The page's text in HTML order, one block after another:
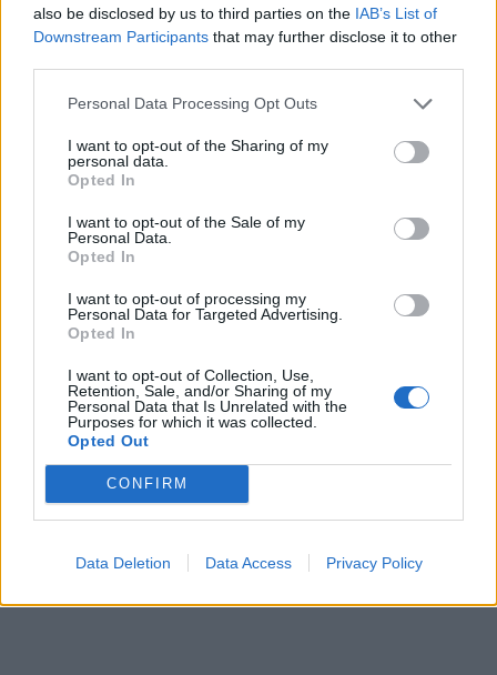
also be disclosed by us to third parties on the IAB’s List of
Downstream Participants that may further disclose it to other
Personal Data Processing Opt Outs
I want to opt-out of the Sharing of my
personal data.
Opted In
I want to opt-out of the Sale of my
Personal Data.
Opted In
I want to opt-out of processing my
Personal Data for Targeted Advertising.
Opted In
I want to opt-out of Collection, Use,
Retention, Sale, and/or Sharing of my
Personal Data that Is Unrelated with the
Purposes for which it was collected.
Opted Out
CONFIRM
Data Deletion Data Access Privacy Policy
Σημαντικά νέα για την υγεία στο mail σας καθημερινά
ΕΓΓΡΑΦΗ
Έχω διαβάσει, κατανοώ και αποδέχομαι τουςόρους χρήσης και τηδήλωση
εχεμύθειαςτου ιστοτόπου της εταιρείας
εποπτεία γονέα ή κηδεμόνα ή επιτρόπου